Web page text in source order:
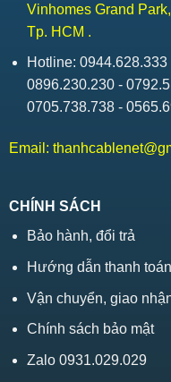
Vinhomes Grand
Tp. HCM .
Hotline:
0896.230.230 -
0705.738.738 -
Email:
CHÍNH SÁCH
Bảo hành, đổi trả
Hướng dẫn thanh toán
Vận chuyển, giao
Chính sách bảo mật
Zalo 0931.029.029